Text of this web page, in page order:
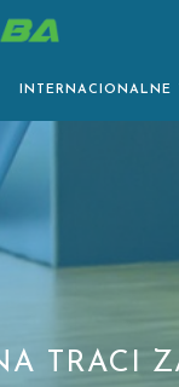
INTERNACIONALNE
TRACI